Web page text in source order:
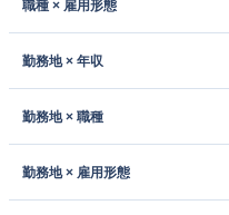
職種 × 雇用形態
勤務地 × 年収
勤務地 × 職種
勤務地 × 雇用形態